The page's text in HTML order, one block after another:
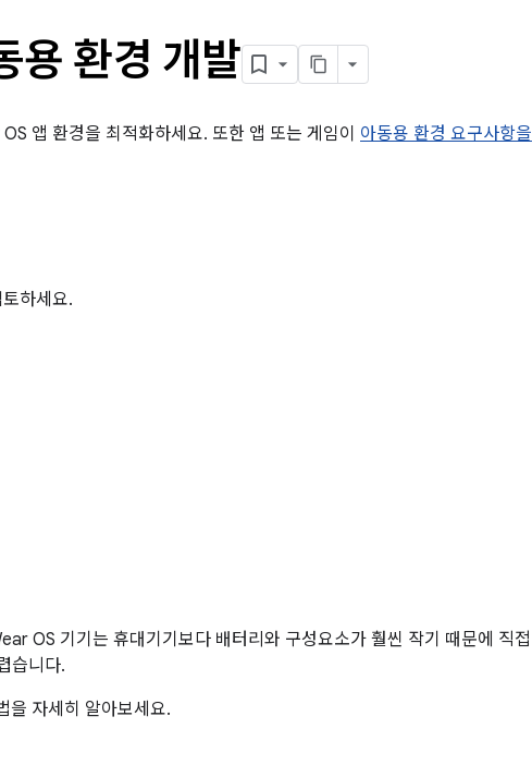
용 환경 개발
앱 환경을 최적화하세요. 또한 앱 또는 게임이 아동용 환경 요구사항을
하세요.
OS 기기는 휴대기기보다 배터리와 구성요소가 훨씬 작기 때문에 직접
습니다.
을 자세히 알아보세요.